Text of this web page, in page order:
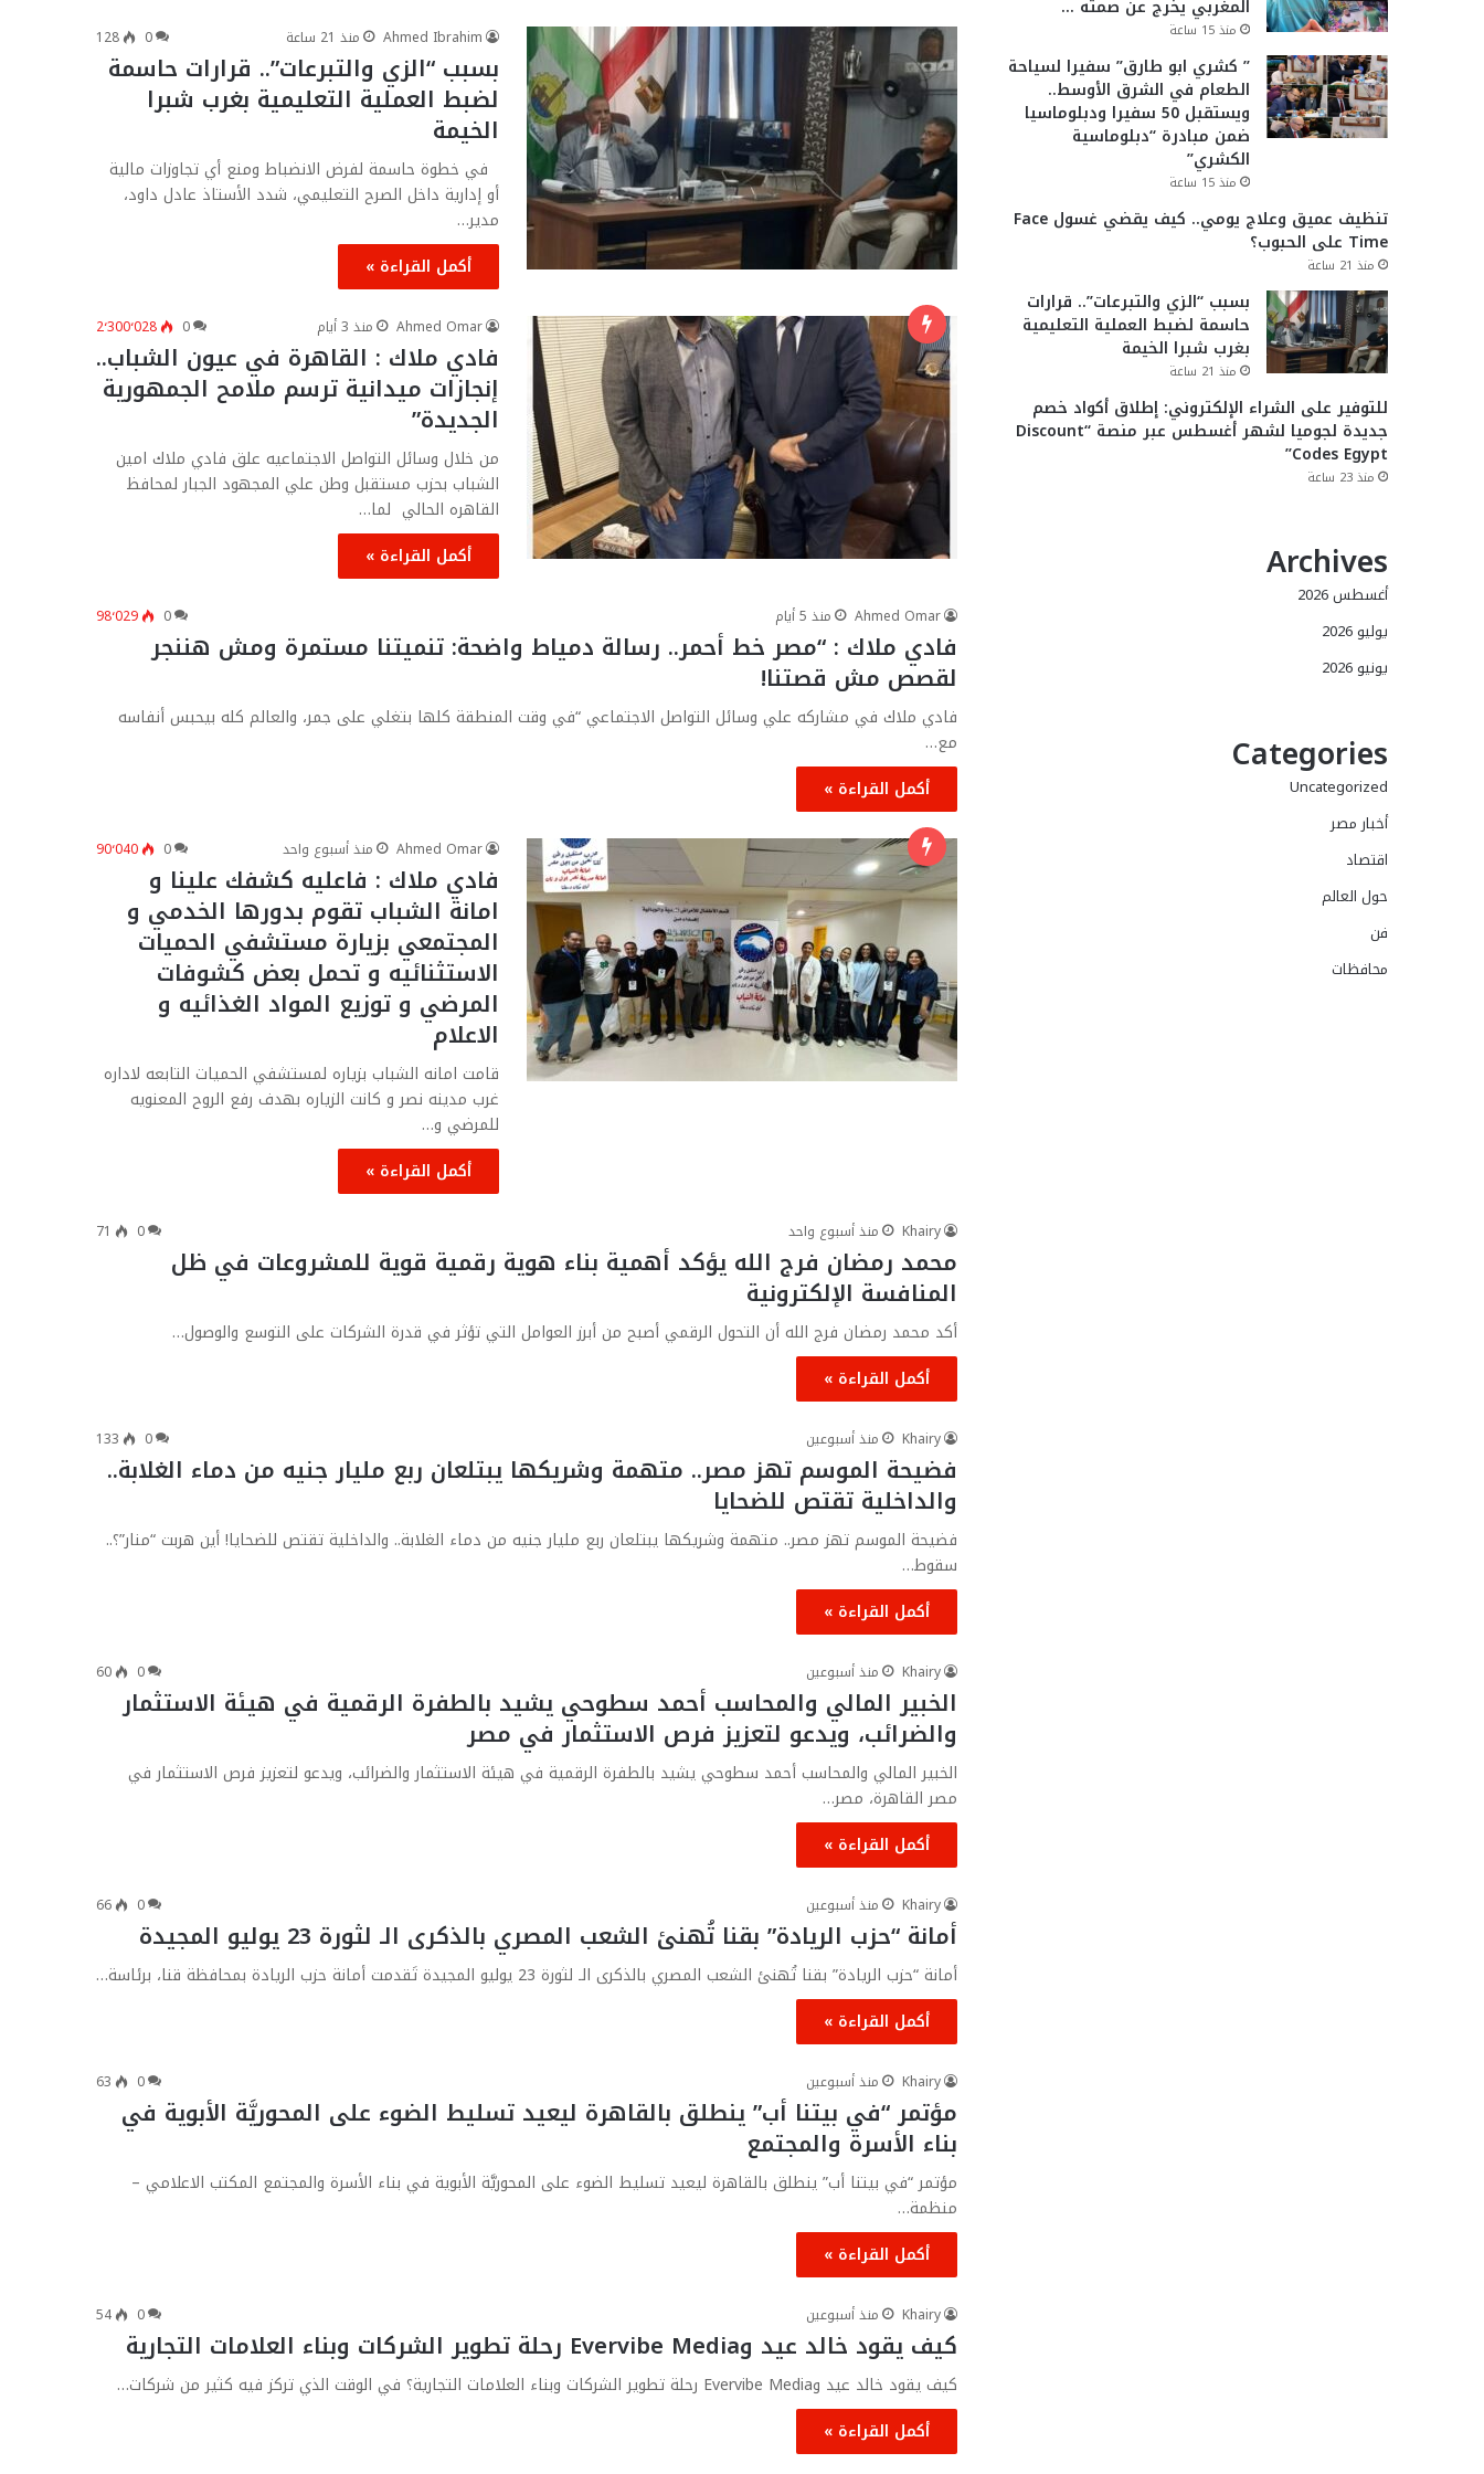
Ahmed Ibrahim منذ 21 ساعة 0
128
بسبب “الزي والتبرعات”.. قرارات حاسمة
لضبط العملية التعليمية بغرب شبرا
الخيمة
في خطوة حاسمة لفرض الانضباط ومنع أي تجاوزات مالية
أو إدارية داخل الصرح التعليمي، شدد الأستاذ عادل داود،
مدير…
أكمل القراءة »
Ahmed Omar منذ 3 أيام 0 2٬300٬028
فادي ملاك : القاهرة في عيون الشباب..
إنجازات ميدانية ترسم ملامح الجمهورية
الجديدة”
من خلال وسائل التواصل الاجتماعيه علق فادي ملاك امين
الشباب بحزب مستقبل وطن علي المجهود الجبار لمحافظ
القاهره الحالي لما…
أكمل القراءة »
Ahmed Omar منذ 5 أيام 0 98٬029
فادي ملاك : “مصر خط أحمر.. رسالة دمياط واضحة: تنميتنا مستمرة ومش هننجر
لقصص مش قصتنا!
فادي ملاك في مشاركه علي وسائل التواصل الاجتماعي “في وقت المنطقة كلها بتغلي على جمر، والعالم كله بيحبس أنفاسه
مع…
أكمل القراءة »
Ahmed Omar منذ أسبوع واحد 0 90٬040
فادي ملاك : فاعليه كشفك علينا و
امانة الشباب تقوم بدورها الخدمي و
المجتمعي بزيارة مستشفي الحميات
الاستثنائيه و تحمل بعض كشوفات
المرضي و توزيع المواد الغذائيه و
الاعلام
قامت امانه الشباب بزياره لمستشفي الحميات التابعه لاداره
غرب مدينه نصر و كانت الزياره بهدف رفع الروح المعنويه
للمرضي و…
أكمل القراءة »
Khairy منذ أسبوع واحد 0
71
محمد رمضان فرج الله يؤكد أهمية بناء هوية رقمية قوية للمشروعات في ظل
المنافسة الإلكترونية
أكد محمد رمضان فرج الله أن التحول الرقمي أصبح من أبرز العوامل التي تؤثر في قدرة الشركات على التوسع والوصول…
أكمل القراءة »
Khairy منذ أسبوعين 0
133
فضيحة الموسم تهز مصر.. متهمة وشريكها يبتلعان ربع مليار جنيه من دماء الغلابة..
والداخلية تقتص للضحايا
فضيحة الموسم تهز مصر.. متهمة وشريكها يبتلعان ربع مليار جنيه من دماء الغلابة.. والداخلية تقتص للضحايا! أين هربت “منار”؟..
سقوط…
أكمل القراءة »
Khairy منذ أسبوعين 0
60
الخبير المالي والمحاسب أحمد سطوحي يشيد بالطفرة الرقمية في هيئة الاستثمار
والضرائب، ويدعو لتعزيز فرص الاستثمار في مصر
الخبير المالي والمحاسب أحمد سطوحي يشيد بالطفرة الرقمية في هيئة الاستثمار والضرائب، ويدعو لتعزيز فرص الاستثمار في
مصر القاهرة، مصر…
أكمل القراءة »
Khairy منذ أسبوعين 0
66
​أمانة “حزب الريادة” بقنا تُهنئ الشعب المصري بالذكرى الـ لثورة 23 يوليو المجيدة
​أمانة “حزب الريادة” بقنا تُهنئ الشعب المصري بالذكرى الـ لثورة 23 يوليو المجيدة ​تَقدمت أمانة حزب الريادة بمحافظة قنا، برئاسة…
أكمل القراءة »
Khairy منذ أسبوعين 0
63
مؤتمر “في بيتنا أب” ينطلق بالقاهرة ليعيد تسليط الضوء على المحوريَّة الأبوية في
بناء الأسرة والمجتمع
مؤتمر “في بيتنا أب” ينطلق بالقاهرة ليعيد تسليط الضوء على المحوريَّة الأبوية في بناء الأسرة والمجتمع المكتب الاعلامي –
منظمة…
أكمل القراءة »
Khairy منذ أسبوعين 0
54
كيف يقود خالد عيد وEvervibe Media رحلة تطوير الشركات وبناء العلامات التجارية
كيف يقود خالد عيد وEvervibe Media رحلة تطوير الشركات وبناء العلامات التجارية؟ في الوقت الذي تركز فيه كثير من شركات…
أكمل القراءة »
المغربي يخرج عن صمته …
منذ 15 ساعة
” كشري ابو طارق” سفيرا لسياحة
الطعام في الشرق الأوسط..
ويستقبل 50 سفيرا ودبلوماسيا
ضمن مبادرة “دبلوماسية
الكشري”
منذ 15 ساعة
تنظيف عميق وعلاج يومي.. كيف يقضي غسول Face
Time على الحبوب؟
منذ 21 ساعة
بسبب “الزي والتبرعات”.. قرارات
حاسمة لضبط العملية التعليمية
بغرب شبرا الخيمة
منذ 21 ساعة
للتوفير على الشراء الإلكتروني: إطلاق أكواد خصم
جديدة لجوميا لشهر أغسطس عبر منصة “Discount
Codes Egypt”
منذ 23 ساعة
Archives
أغسطس 2026
يوليو 2026
يونيو 2026
Categories
Uncategorized
أخبار مصر
اقتصاد
حول العالم
فن
محافظات